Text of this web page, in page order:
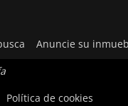
Anuncie su
Política de cookies